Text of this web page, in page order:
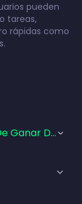
pueden
tareas,
rápidas como
Ganar Dinero